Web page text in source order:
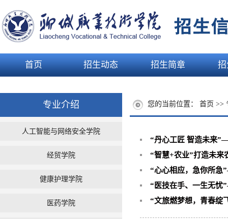
首页 招生动态 招生简章
专业介绍
人工智能与网络安全学院
经贸学院
健康护理学院
医药学院
您的当前位置： 首页 >>
“丹心工匠 智造未来
“智慧+农业”打造未
“心心相应，急你所
“医技在手、一生无
“文旅燃梦想，青春绽